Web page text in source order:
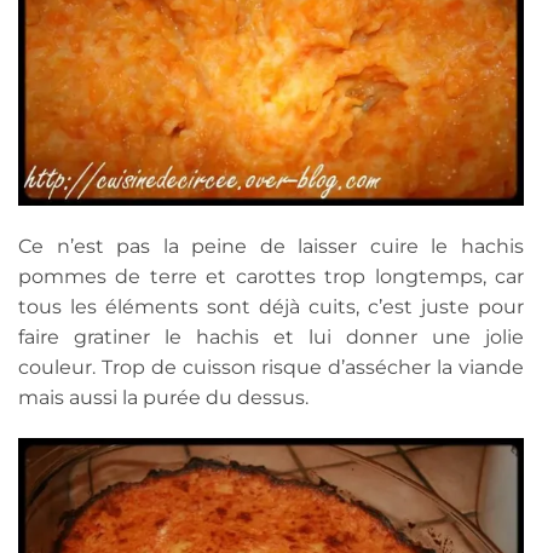
Ce n’est pas la peine de laisser cuire le hachis
pommes de terre et carottes trop longtemps, car
tous les éléments sont déjà cuits, c’est juste pour
faire gratiner le hachis et lui donner une jolie
couleur. Trop de cuisson risque d’assécher la viande
mais aussi la purée du dessus.